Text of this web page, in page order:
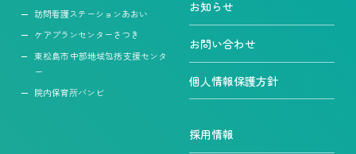
訪問看護ステーションあおい
ケアプランセンターさつき
東松島市中部地域包括支援センタ
ー
院内保育所バンビ
お知らせ
お問い合わせ
個人情報保護方針
採用情報